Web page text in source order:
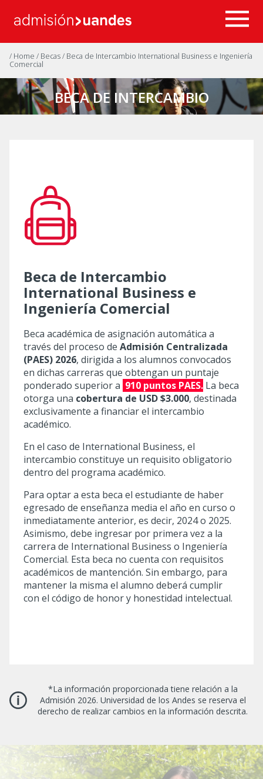
/ Home / Becas/ Beca de Intercambio International Business e Ingeniería
Comercial
BECA DE INTERCAMBIO
Beca de Intercambio
International Business e
Ingeniería Comercial
Beca académica de asignación automática a
través del proceso de Admisión Centralizada
(PAES) 2026, dirigida a los alumnos convocados
en dichas carreras que obtengan un puntaje
ponderado superior a 910 puntos PAES. La beca
otorga una cobertura de USD $3.000, destinada
exclusivamente a financiar el intercambio
académico.
En el caso de International Business, el
intercambio constituye un requisito obligatorio
dentro del programa académico.
Para optar a esta beca el estudiante de haber
egresado de enseñanza media el año en curso o
inmediatamente anterior, es decir, 2024 o 2025.
Asimismo, debe ingresar por primera vez a la
carrera de International Business o Ingeniería
Comercial. Esta beca no cuenta con requisitos
académicos de mantención. Sin embargo, para
mantener la misma el alumno deberá cumplir
con el código de honor y honestidad intelectual.
*La información proporcionada tiene relación a la
Admisión 2026. Universidad de los Andes se reserva el
derecho de realizar cambios en la información descrita.